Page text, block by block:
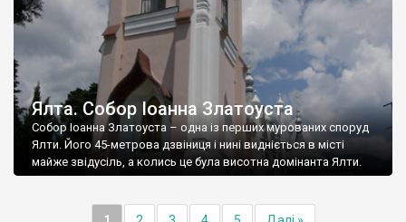
Ялта. Собор Іоанна Златоуста
Собор Іоанна Златоуста – одна із перших мурованих споруд
Ялти. Його 45-метрова дзвіниця і нині видніється в місті
майже звідусіль, а колись це була висотна домінанта Ялти.